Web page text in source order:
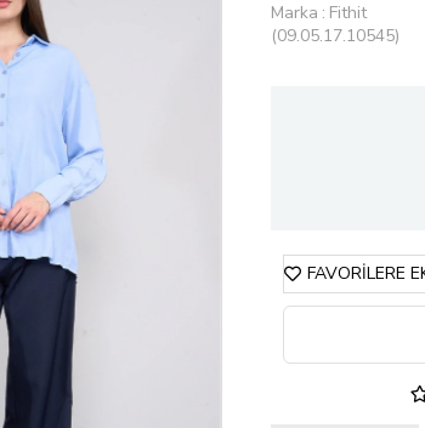
Marka : Fithit
(09.05.17.10545)
FAVORILERE